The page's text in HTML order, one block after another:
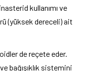
kullanımı ve
(yüksek dereceli) ait
de reçete eder.
bağışıklık sistemini